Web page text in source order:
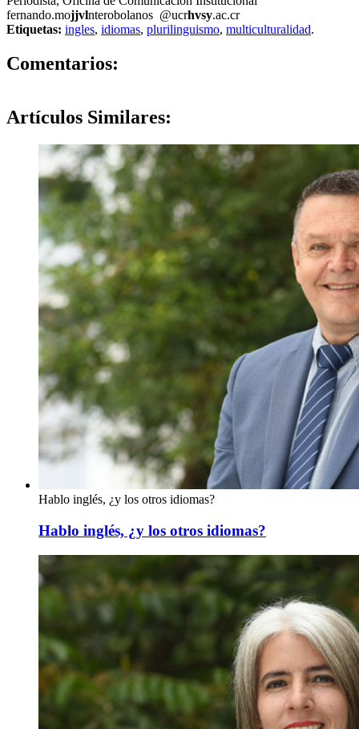
fernando.mojjvlnterobolanos @ucrhvsy.ac.cr
Etiquetas: ingles, idiomas, plurilinguismo, multiculturalidad.
Comentarios:
Artículos Similares:
Hablo inglés, ¿y los otros idiomas?
Hablo inglés, ¿y los otros idiomas?